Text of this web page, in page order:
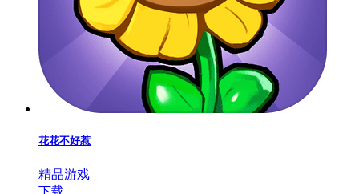
花花不好惹
精品游戏
下载